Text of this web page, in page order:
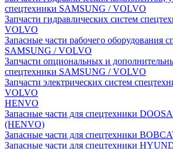
спецтехники SAMSUNG / VOLVO
Запчасти гидравлических систем
VOLVO
Запасные части рабочего оборудования
SAMSUNG / VOLVO
Запчасти опциональных и
спецтехники SAMSUNG / VOLVO
Запчасти электрических систем
VOLVO
HENVO
Запасные части для спецтехники
(HENVO)
Запасные части для спецтехники
Запасные части для спецтехники